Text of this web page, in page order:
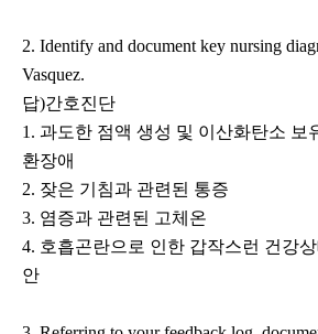
2. Identify and document key nursing
Vasquez.
답)간호진단
1. 과도한 점액 생성 및 이산화탄소 보
환장애
2. 잦은 기침과 관련된 통증
3. 염증과 관련된 고체온
4. 호흡곤란으로 인한 갑작스런 건강
안